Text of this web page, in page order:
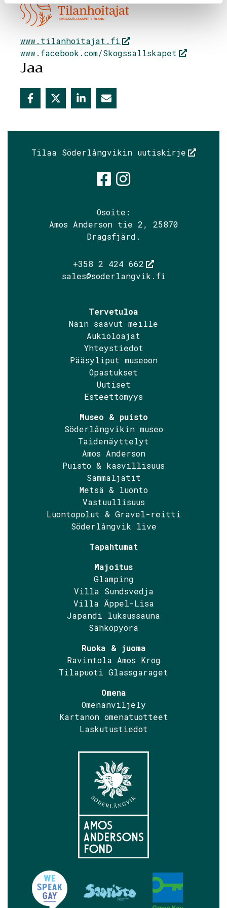
Jaa
www.tilanhoitajat.fi
www.facebook.com/Skogssallskapet
Tilaa Söderlångvikin uutiskirje
Osoite:
Amos Anderson tie 2, 25870
Dragsfjärd.
+358 2 424 662
sales@soderlangvik.fi
Tervetuloa
Näin saavut meille
Aukioloajat
Yhteystiedot
Pääsyliput museoon
Opastukset
Uutiset
Esteettömyys
Museo & puisto
Söderlångvikin museo
Taidenäyttelyt
Amos Anderson
Puisto & kasvillisuus
Sammaljätit
Metsä & luonto
Vastuullisuus
Luontopolut & Gravel-reitti
Söderlångvik live
Tapahtumat
Majoitus
Glamping
Villa Sundsvedja
Villa Äppel-Lisa
Japandi luksussauna
Sähköpyörä
Ruoka & juoma
Ravintola Amos Krog
Tilapuoti Glassgaraget
Omena
Omenanviljely
Kartanon omenatuotteet
Laskutustiedot